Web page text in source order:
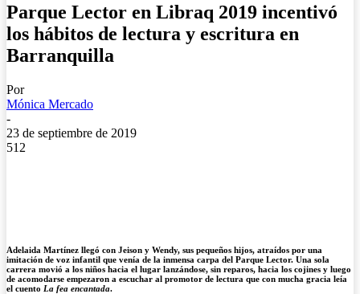
Parque Lector en Libraq 2019 incentivó
los hábitos de lectura y escritura en
Barranquilla
Por
Mónica Mercado
-
23 de septiembre de 2019
512
Adelaida Martínez llegó con Jeison y Wendy, sus pequeños hijos, atraídos por una
imitación de voz infantil que venía de la inmensa carpa del Parque Lector. Una sola
carrera movió a los niños hacia el lugar lanzándose, sin reparos, hacia los cojines y luego
de acomodarse empezaron a escuchar al promotor de lectura que con mucha gracia leía
el cuento La fea encantada.